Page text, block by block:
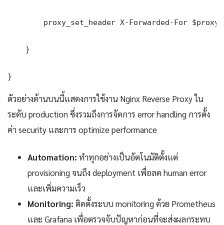
proxy_set_header X-Forwarded-For
    }
}
ตัวอย่างด้านบนนี้แสดงการใช้งาน Nginx Reverse Proxy ใน
ระดับ production ซึ่งรวมถึงการจัดการ error handling การตั้ง
ค่า security และการ optimize performance
Automation: ทำทุกอย่างเป็นอัตโนมัติตั้งแต่
provisioning จนถึง deployment เพื่อลด human error
และเพิ่มความเร็ว
Monitoring: ติดตั้งระบบ monitoring ด้วย Prometheus
และ Grafana เพื่อตรวจจับปัญหาก่อนที่จะส่งผลกระทบ